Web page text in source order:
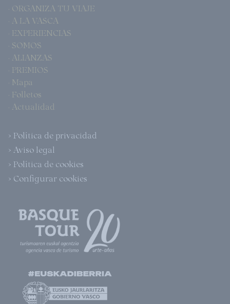
· ORGANIZA TU VIAJE
· A LA VASCA
· EXPERIENCIAS
· SOMOS
· ALIANZAS
· PREMIOS
· Mapa
· Folletos
· Actualidad
> Política de privacidad
> Aviso legal
> Política de cookies
> Configurar cookies